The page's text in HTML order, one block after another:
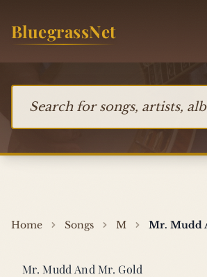
BluegrassNet
Home Songs M Mr. Mudd
Mr. Mudd And Mr. Gold